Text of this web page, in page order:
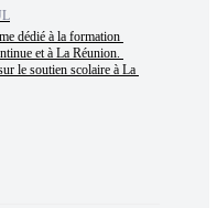
dédié à la formation
et à La Réunion.
le soutien scolaire à La